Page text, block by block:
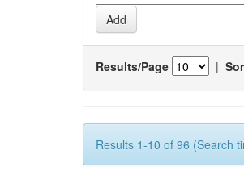
Results/Page |
Results 1-10 of 96 (Search